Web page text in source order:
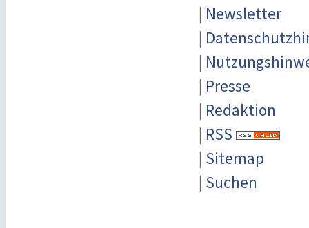
| Newsletter
|
|
| Presse
| Redaktion
| RSS
| Sitemap
| Suchen